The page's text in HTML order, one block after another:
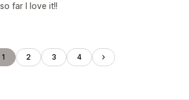
far I love it!!
1 2 3 4